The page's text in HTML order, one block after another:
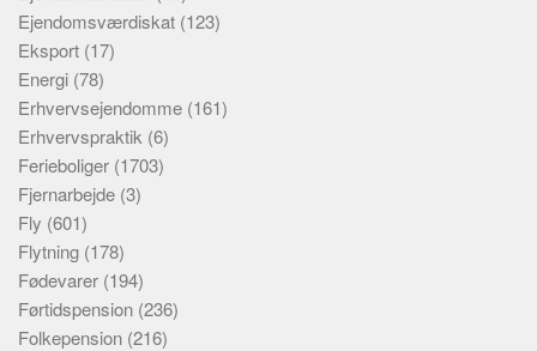
Ejendomsværdiskat (123)
Eksport (17)
Energi (78)
Erhvervsejendomme (161)
Erhvervspraktik (6)
Ferieboliger (1703)
Fjernarbejde (3)
Fly (601)
Flytning (178)
Fødevarer (194)
Førtidspension (236)
Folkepension (216)